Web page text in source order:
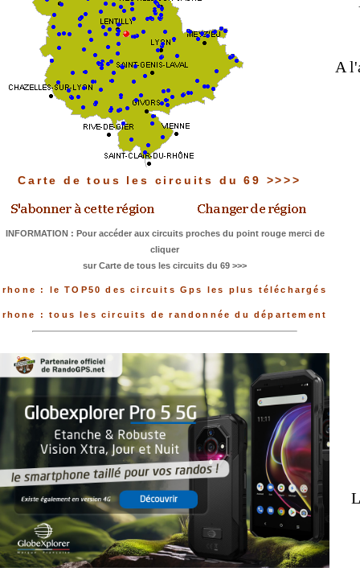
Carte de tous les circuits du 69 >>>>
INFORMATION : Pour accéder aux circuits proches du point rouge merci de
cliquer
sur Carte de tous les circuits du 69 >>>
rhone : le TOP50 des circuits Gps les plus téléchargés
rhone : tous les circuits de randonnée du département
A